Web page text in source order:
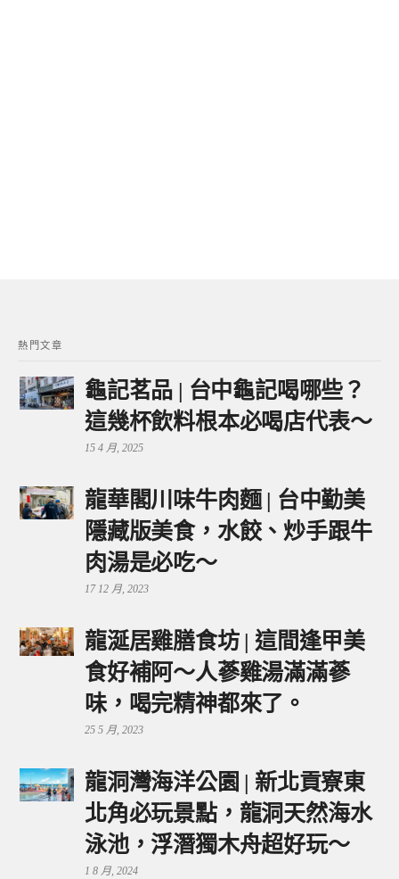
熱門文章
龜記茗品 | 台中龜記喝哪些？
這幾杯飲料根本必喝店代表～
15 4 月, 2025
龍華閣川味牛肉麵 | 台中勤美
隱藏版美食，水餃、炒手跟牛
肉湯是必吃～
17 12 月, 2023
龍涎居雞膳食坊 | 這間逢甲美
食好補阿～人蔘雞湯滿滿蔘
味，喝完精神都來了。
25 5 月, 2023
龍洞灣海洋公園 | 新北貢寮東
北角必玩景點，龍洞天然海水
泳池，浮潛獨木舟超好玩～
1 8 月, 2024